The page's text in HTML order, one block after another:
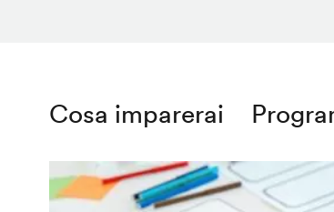
Cosa imparerai